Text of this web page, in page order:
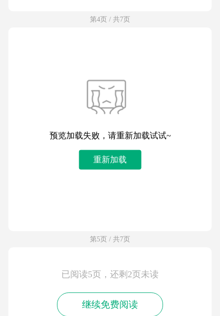
第4页 / 共7页
预览加载失败，请重新加载试试~
重新加载
第5页 / 共7页
已阅读5页，还剩2页未读
继续免费阅读